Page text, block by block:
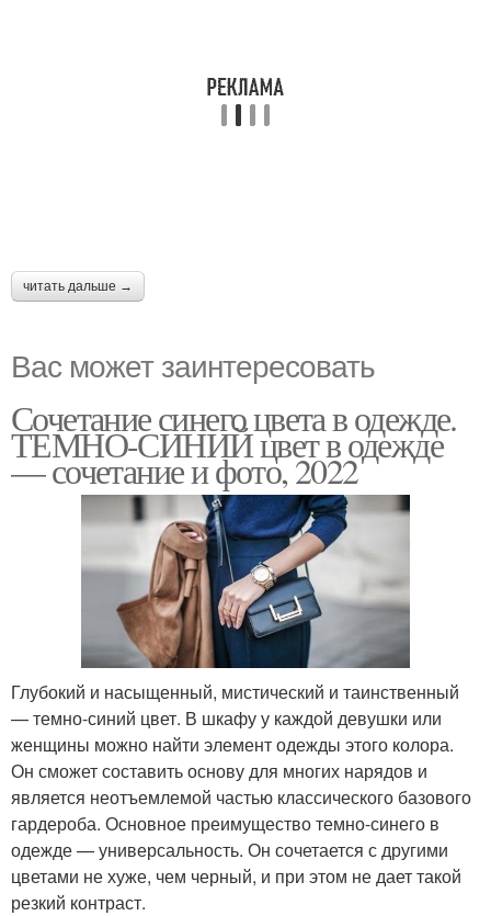
читать дальше →
Вас может заинтересовать
Сочетание синего цвета в одежде.
ТЕМНО-СИНИЙ цвет в одежде
— сочетание и фото, 2022
Глубокий и насыщенный, мистический и таинственный
— темно-синий цвет. В шкафу у каждой девушки или
женщины можно найти элемент одежды этого колора.
Он сможет составить основу для многих нарядов и
является неотъемлемой частью классического базового
гардероба. Основное преимущество темно-синего в
одежде — универсальность. Он сочетается с другими
цветами не хуже, чем черный, и при этом не дает такой
резкий контраст.